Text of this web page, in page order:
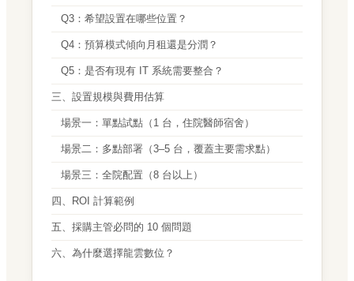
Q3：希望設置在哪些位置？
Q4：預算模式傾向月租還是分潤？
Q5：是否有現有 IT 系統需要整合？
三、設置規模與費用估算
場景一：單點試點（1 台，住院醫師宿舍）
場景二：多點部署（3–5 台，覆蓋主要需求點）
場景三：全院配置（8 台以上）
四、ROI 計算範例
五、採購主管必問的 10 個問題
六、為什麼選擇龍雲數位？